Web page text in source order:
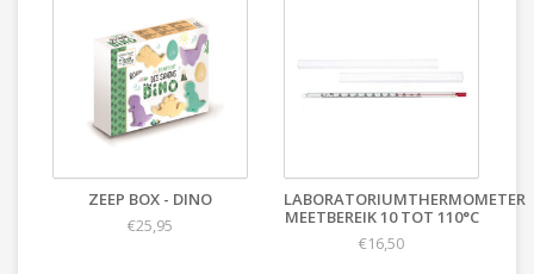
ZEEP BOX - DINO
€25,95
LABORATORIUMTHERMOMETER
MEETBEREIK 10 TOT 110°C
€16,50